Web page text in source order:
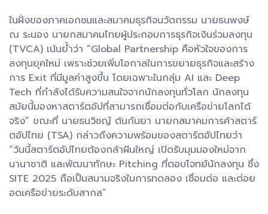
ในฝั่งของภาคเอกชนและสมาคมธุรกิจนวัตกรรม นายธนพงษ์
ณ ระนอง นายกสมาคมไทยผู้ประกอบการธุรกิจเงินร่วมลงทุน
(TVCA) เน้นย้ำว่า “Global Partnership คือหัวใจของการ
ลงทุนยุคใหม่ เพราะช่วยเพิ่มโอกาสในการขยายธุรกิจและสร้าง
การ Exit ที่มีมูลค่าสูงขึ้น โดยเฉพาะในกลุ่ม AI และ Deep
Tech ที่กำลังได้รับความสนใจจากนักลงทุนทั่วโลก นักลงทุน
สมัยนี้มองหาสตาร์ตอัปที่สามารถเชื่อมต่อกับเครือข่ายโลกได้
จริง” ขณะที่ นายธนวิชญ์ ต้นกันยา นายกสมาคมการค้าสตาร์
ตอัปไทย (TSA) กล่าวถึงความพร้อมของสตาร์ตอัปไทยว่า
“วันนี้สตาร์ตอัปไทยต้องกล้าฝันใหญ่ เปิดรับมุมมองใหม่จาก
นานาชาติ และพัฒนาทักษะ Pitching ที่ตอบโจทย์นักลงทุน ซึ่ง
SITE 2025 ถือเป็นสนามจริงในการทดลอง เชื่อมต่อ และต่อย
อดเครือข่ายระดับสากล”